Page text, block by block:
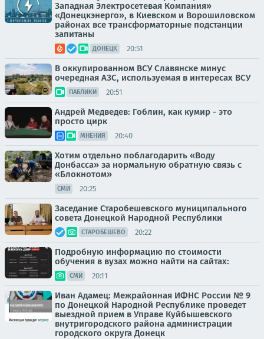
Западная Электросетевая Компания»
«Донецкэнерго», в Киевском и Ворошиловском
районах все трансформаторные подстанции
запитаны
ДОНЕЦК 20:51
В оккупированном ВСУ Славянске минус
очередная АЗС, используемая в интересах ВСУ
ПАБЛИКИ 20:51
Андрей Медведев: Гоблин, как кумир - это
просто цирк
МНЕНИЯ 20:40
Хотим отдельно поблагодарить «Воду
Донбасса» за нормальную обратную связь с
«Блокнотом»
СМИ 20:25
Заседание Старобешевского муниципального
совета Донецкой Народной Республики
СТАРОБЕШЕВО 20:22
Подробную информацию по стоимости
обучения в вузах можно найти на сайтах:
СМИ 20:11
Иван Адамец: Межрайонная ИФНС России № 9
по Донецкой Народной Республике проведет
выездной прием в Управе Куйбышевского
внутригородского района администрации
городского округа Донецк